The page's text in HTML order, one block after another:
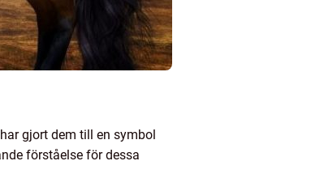
gjort dem till en symbol
förståelse för dessa